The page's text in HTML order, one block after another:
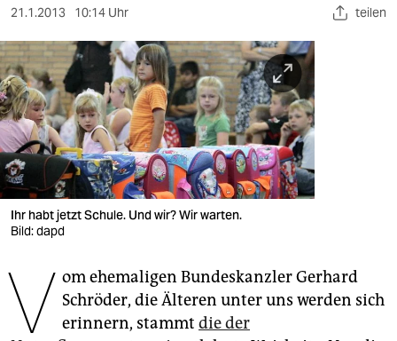
wahrheit
verlag
verlag
veranstaltungen
shop
fragen & hilfe
unterstützen
genossenschaft
epaper login
21.1.2013 10:14 Uhr teilen
Ihr habt jetzt Schule. Und wir? Wir warten.
Bild: dapd
V om ehemaligen Bundeskanzler Gerhard
Schröder, die Älteren unter uns werden sich
erinnern, stammt die der